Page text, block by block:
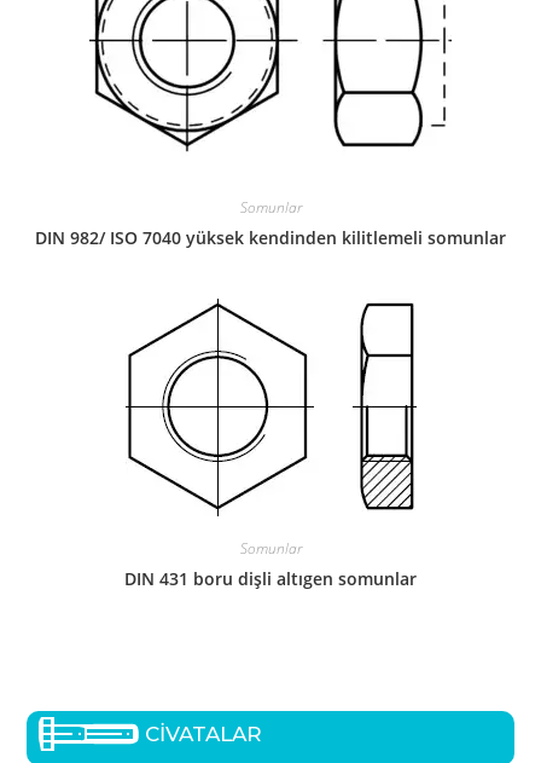
Somunlar
DIN 982/ ISO 7040 yüksek kendinden kilitlemeli somunlar
Somunlar
DIN 431 boru dişli altıgen somunlar
CİVATALAR